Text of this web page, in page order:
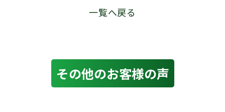
一覧へ戻る
その他のお客様の声